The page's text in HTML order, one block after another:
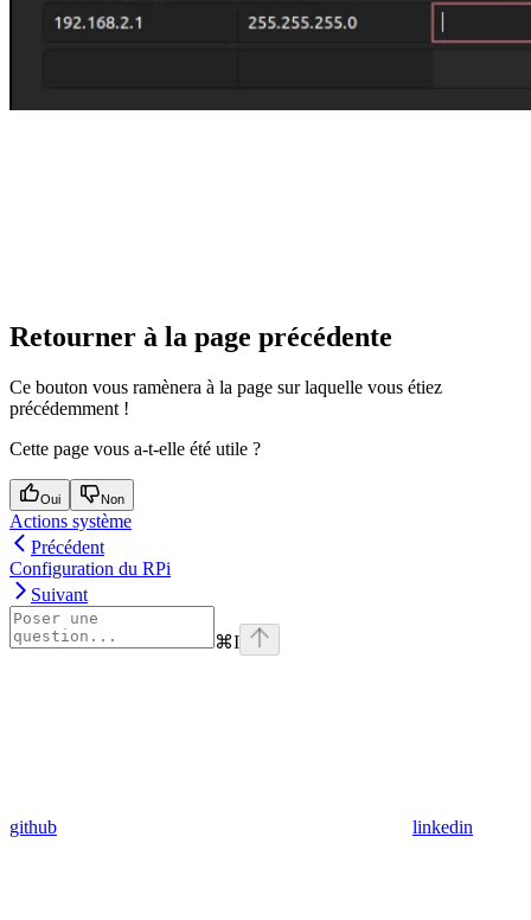
Retourner à la page précédente
Ce bouton vous ramènera à la page sur laquelle vous étiez
précédemment !
Cette page vous a-t-elle été utile ?
Oui Non
Actions système
Précédent
Configuration du RPi
Suivant
⌘I
github linkedin